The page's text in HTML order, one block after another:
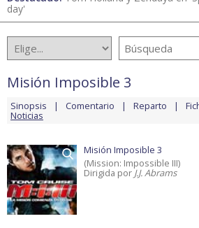
day'
Misión Imposible 3
Sinopsis Comentario Reparto
Noticias
Misión Imposible 3
(Mission: Impossible III)
Dirigida porJ.J. Abrams